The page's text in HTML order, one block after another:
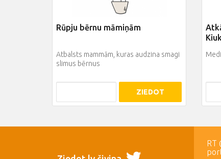
Rūpju bērnu māmiņām
Atbalsts mammām, kuras audzina smagi
slimus bērnus
ZIEDOT
RT